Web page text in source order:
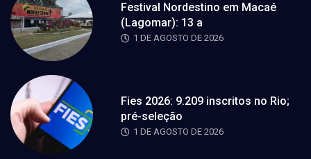
Festival Nordestino em Macaé
(Lagomar): 13 a
1 DE AGOSTO DE 2026
Fies 2026: 9.209 inscritos no Rio;
pré-seleção
1 DE AGOSTO DE 2026